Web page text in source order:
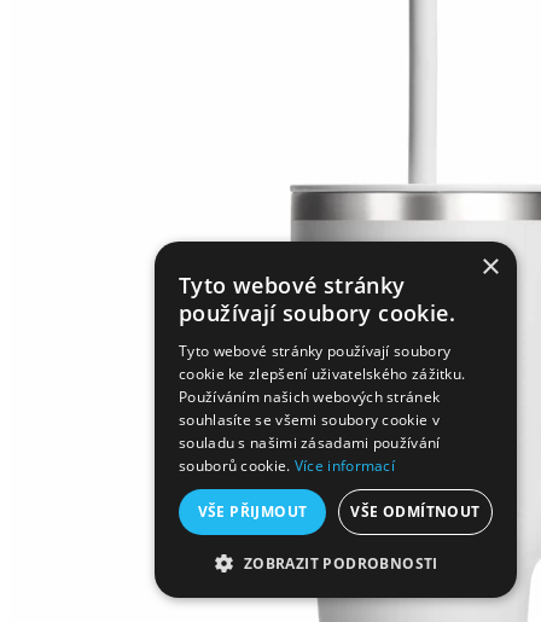
×
Tyto webové stránky
používají soubory cookie.
Tyto webové stránky používají soubory
cookie ke zlepšení uživatelského zážitku.
Používáním našich webových stránek
souhlasíte se všemi soubory cookie v
souladu s našimi zásadami používání
souborů cookie. Více informací
VŠE PŘIJMOUT VŠE ODMÍTNOUT
ZOBRAZIT PODROBNOSTI
NEZBYTNĚ NUTNÉ SOUBORY